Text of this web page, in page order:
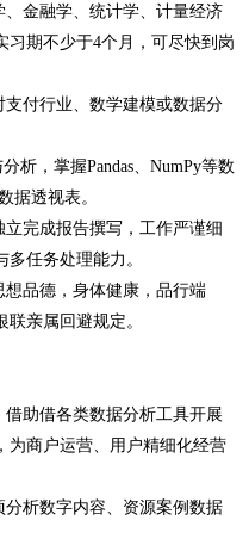
金融学、统计学、计量经济
习期不少于4个月，可尽快到岗
付行业、数学建模或数据分
，掌握Pandas、NumPy等数
据透视表。
完成报告撰写，工作严谨细
任务处理能力。
品德，身体健康，品行端
亲属回避规定。
助借各类数据分析工具开展
为商户运营、用户精细化经营
析数字内容、资源案例数据